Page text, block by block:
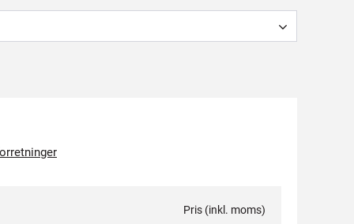
Pris (inkl. moms)